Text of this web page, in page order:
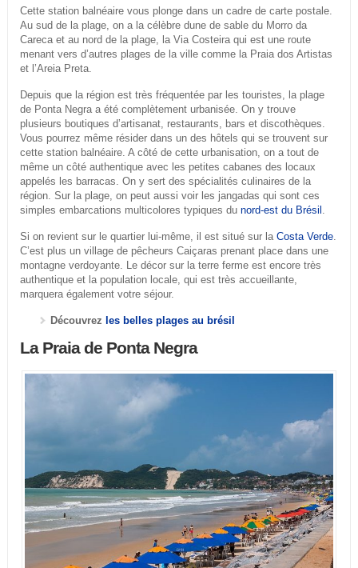
Cette station balnéaire vous plonge dans un cadre de carte postale.
Au sud de la plage, on a la célèbre dune de sable du Morro da
Careca et au nord de la plage, la Via Costeira qui est une route
menant vers d’autres plages de la ville comme la Praia dos Artistas
et l’Areia Preta.
Depuis que la région est très fréquentée par les touristes, la plage
de Ponta Negra a été complètement urbanisée. On y trouve
plusieurs boutiques d’artisanat, restaurants, bars et discothèques.
Vous pourrez même résider dans un des hôtels qui se trouvent sur
cette station balnéaire. A côté de cette urbanisation, on a tout de
même un côté authentique avec les petites cabanes des locaux
appelés les barracas. On y sert des spécialités culinaires de la
région. Sur la plage, on peut aussi voir les jangadas qui sont ces
simples embarcations multicolores typiques du nord-est du Brésil
Si on revient sur le quartier lui-même, il est situé sur la Costa Verde.
C’est plus un village de pêcheurs Caiçaras prenant place dans une
montagne verdoyante. Le décor sur la terre ferme est encore très
authentique et la population locale, qui est très accueillante,
marquera également votre séjour.
Découvrez les belles plages au brésil
La Praia de Ponta Negra